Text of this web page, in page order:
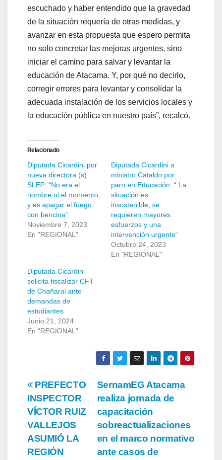
escuchado y haber entendido que la gravedad
de la situación requería de otras medidas, y
avanzar en esta propuesta que espero permita
no solo concretar las mejoras urgentes, sino
iniciar el camino para salvar y levantar la
educación de Atacama. Y, por qué no decirlo,
corregir errores para levantar y consolidar la
adecuada instalación de los servicios locales y
la educación pública en nuestro país”, recalcó.
Relacionado
Diputada Cicardini por
nueva directora (s)
SLEP: “No era el
nombre ni el momento,
y es apagar el fuego
con bencina”
Noviembre 7, 2023
En "REGIONAL"
Diputada Cicardini a
ministro Cataldo por
paro en Educación: “ La
situación es
insostenible, se
requieren mayores
esfuerzos y una
intervención urgente”
Octubre 24, 2023
En "REGIONAL"
Diputada Cicardini
solicita fiscalizar CFT
de Chañaral ante
demandas de
estudiantes
Junio 21, 2024
En "REGIONAL"
Navegación
de
entradas
SernamEG Atacama
realiza jornada de
capacitación
sobreactualizaciones
en el marco normativo
ante casos de
PREFECTO
INSPECTOR
VÍCTOR RUIZ
VALLEJOS
ASUMIÓ LA
REGIÓN